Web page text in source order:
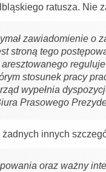
ratusza. Nie
zawiadomienie o
stroną tego
stosunek pracy
wypełnia
Prasowego
innych
oraz ważny